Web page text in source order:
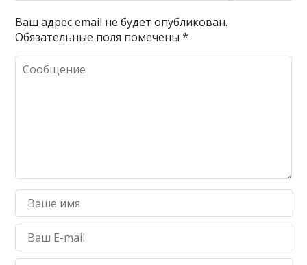
Ваш адрес email не будет опубликован.
Обязательные поля помечены*